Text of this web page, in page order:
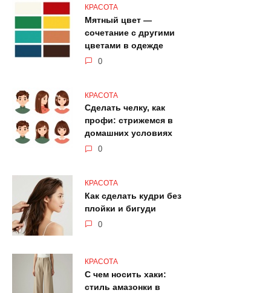
КРАСОТА
Мятный цвет —
сочетание с другими
цветами в одежде
0
КРАСОТА
Сделать челку, как
профи: стрижемся в
домашних условиях
0
КРАСОТА
Как сделать кудри без
плойки и бигуди
0
КРАСОТА
С чем носить хаки:
стиль амазонки в